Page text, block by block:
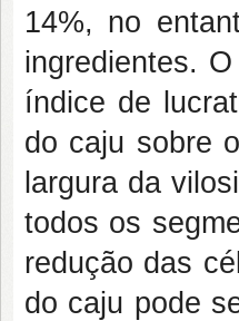
14%, no
ingredientes.
índice de
do caju sobre
largura da
todos os
redução das
do caju pode